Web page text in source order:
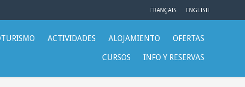
FRANÇAIS ENGLISH
ACTIVIDADES ALOJAMIENTO OFERTAS
CURSOS INFO Y RESERVAS